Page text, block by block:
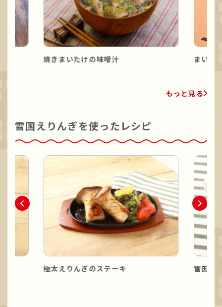
焼きまいたけの味噌汁 まいた
もっと見る
雪国えりんぎを使ったレシピ
極太えりんぎのステーキ 雪国き